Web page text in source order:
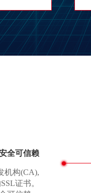
全可信赖
机构(CA),
证书。